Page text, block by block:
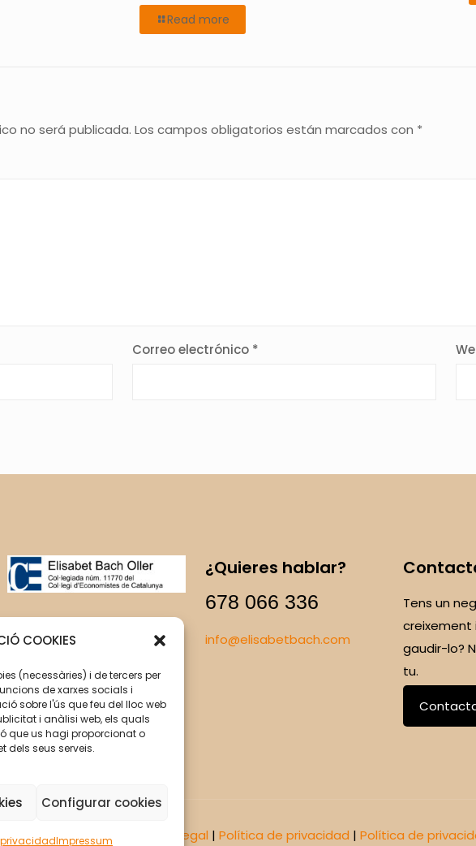
COOKIES
(necessàries) i de tercers per
de xarxes socials i
sobre l'ús que feu del lloc web
i anàlisi web, els quals
que us hagi proporcionat o
dels seus serveis.
Configurar cookies
Impressum
Read more
no será publicada. Los campos obligatorios están marcados con *
Correo electrónico *
¿Quieres hablar?
678 066 336
info@elisabetbach.com
Tens un
creixement
gaudir-lo?
tu.
porVirtualDomus Aviso legal | Política de privacidad | Política de